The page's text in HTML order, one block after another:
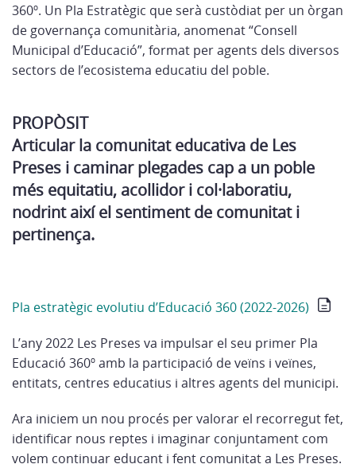
360º. Un Pla Estratègic que serà custòdiat per un òrgan
de governança comunitària, anomenat “Consell
Municipal d’Educació”, format per agents dels diversos
sectors de l’ecosistema educatiu del poble.
PROPÒSIT
Articular la comunitat educativa de Les
Preses i caminar plegades cap a un poble
més equitatiu, acollidor i col·laboratiu,
nodrint així el sentiment de comunitat i
pertinença.
Pla estratègic evolutiu d’Educació 360 (2022-2026)
L’any 2022 Les Preses va impulsar el seu primer Pla
Educació 360º amb la participació de veïns i veïnes,
entitats, centres educatius i altres agents del municipi.
Ara iniciem un nou procés per valorar el recorregut fet,
identificar nous reptes i imaginar conjuntament com
volem continuar educant i fent comunitat a Les Preses.